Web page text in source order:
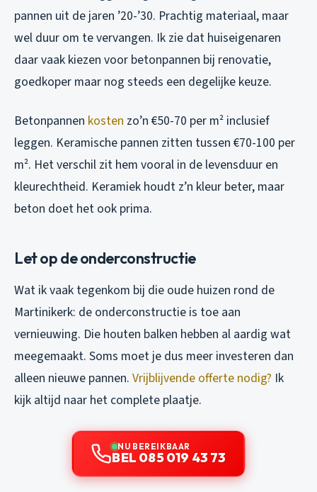
pannen uit de jaren ’20-’30. Prachtig materiaal, maar
wel duur om te vervangen. Ik zie dat huiseigenaren
daar vaak kiezen voor betonpannen bij renovatie,
goedkoper maar nog steeds een degelijke keuze.
Betonpannen kosten zo’n €50-70 per m² inclusief
leggen. Keramische pannen zitten tussen €70-100 per
m². Het verschil zit hem vooral in de levensduur en
kleurechtheid. Keramiek houdt z’n kleur beter, maar
beton doet het ook prima.
Let op de onderconstructie
Wat ik vaak tegenkom bij die oude huizen rond de
Martinikerk: de onderconstructie is toe aan
vernieuwing. Die houten balken hebben al aardig wat
meegemaakt. Soms moet je dus meer investeren dan
alleen nieuwe pannen. Vrijblijvende offerte nodig? Ik
kijk altijd naar het complete plaatje.
NU BEREIKBAAR
BEL 085 019 43 73